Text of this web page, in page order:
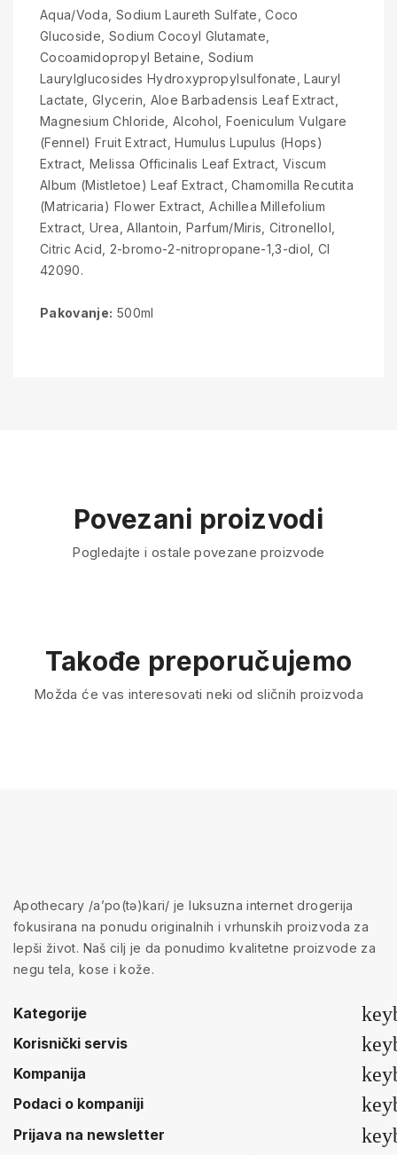
Aqua/Voda, Sodium Laureth Sulfate, Coco
Glucoside, Sodium Cocoyl Glutamate,
Cocoamidopropyl Betaine, Sodium
Laurylglucosides Hydroxypropylsulfonate, Lauryl
Lactate, Glycerin, Aloe Barbadensis Leaf Extract,
Magnesium Chloride, Alcohol, Foeniculum Vulgare
(Fennel) Fruit Extract, Humulus Lupulus (Hops)
Extract, Melissa Officinalis Leaf Extract, Viscum
Album (Mistletoe) Leaf Extract, Chamomilla Recutita
(Matricaria) Flower Extract, Achillea Millefolium
Extract, Urea, Allantoin, Parfum/Miris, Citronellol,
Citric Acid, 2-bromo-2-nitropropane-1,3-diol, CI
42090.
Pakovanje: 500ml
Povezani proizvodi
Pogledajte i ostale povezane proizvode
Takođe preporučujemo
Možda će vas interesovati neki od sličnih proizvoda
Apothecary /a’po(tə)kari/ je luksuzna internet drogerija
fokusirana na ponudu originalnih i vrhunskih proizvoda za
lepši život. Naš cilj je da ponudimo kvalitetne proizvode za
negu tela, kose i kože.
Kategorije
Korisnički servis
Kompanija
Podaci o kompaniji
Prijava na newsletter